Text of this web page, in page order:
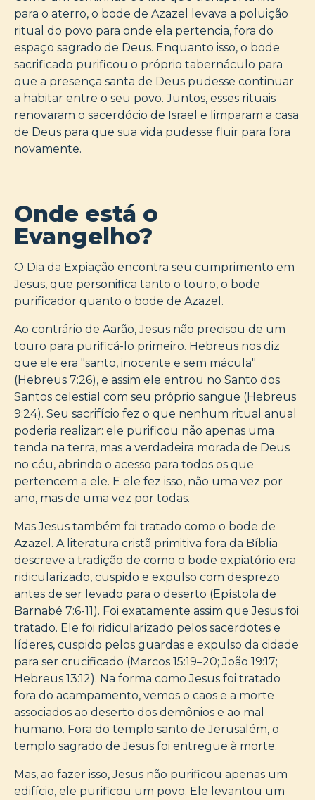
para o aterro, o bode de Azazel levava a poluição
ritual do povo para onde ela pertencia, fora do
espaço sagrado de Deus. Enquanto isso, o bode
sacrificado purificou o próprio tabernáculo para
que a presença santa de Deus pudesse continuar
a habitar entre o seu povo. Juntos, esses rituais
renovaram o sacerdócio de Israel e limparam a casa
de Deus para que sua vida pudesse fluir para fora
novamente.
Onde está o
Evangelho?
O Dia da Expiação encontra seu cumprimento em
Jesus, que personifica tanto o touro, o bode
purificador quanto o bode de Azazel.
Ao contrário de Aarão, Jesus não precisou de um
touro para purificá-lo primeiro. Hebreus nos diz
que ele era "santo, inocente e sem mácula"
(Hebreus 7:26), e assim ele entrou no Santo dos
Santos celestial com seu próprio sangue (Hebreus
9:24). Seu sacrifício fez o que nenhum ritual anual
poderia realizar: ele purificou não apenas uma
tenda na terra, mas a verdadeira morada de Deus
no céu, abrindo o acesso para todos os que
pertencem a ele. E ele fez isso, não uma vez por
ano, mas de uma vez por todas.
Mas Jesus também foi tratado como o bode de
Azazel. A literatura cristã primitiva fora da Bíblia
descreve a tradição de como o bode expiatório era
ridicularizado, cuspido e expulso com desprezo
antes de ser levado para o deserto (Epístola de
Barnabé 7:6-11). Foi exatamente assim que Jesus foi
tratado. Ele foi ridicularizado pelos sacerdotes e
líderes, cuspido pelos guardas e expulso da cidade
para ser crucificado (Marcos 15:19–20; João 19:17;
Hebreus 13:12). Na forma como Jesus foi tratado
fora do acampamento, vemos o caos e a morte
associados ao deserto dos demônios e ao mal
humano. Fora do templo santo de Jerusalém, o
templo sagrado de Jesus foi entregue à morte.
Mas, ao fazer isso, Jesus não purificou apenas um
edifício, ele purificou um povo. Ele levantou um